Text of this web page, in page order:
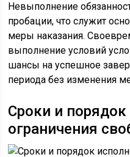
Невыполнение
пробации, что служит
меры наказания.
выполнение условий
шансы на успешное
периода без изменения
Сроки и
ограничения